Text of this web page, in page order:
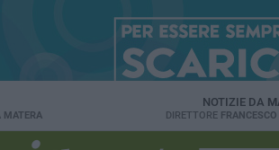
MATERA
NOTIZIE DA
DIRETTORE